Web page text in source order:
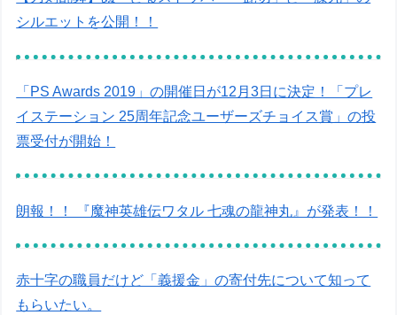
シルエットを公開！！
「PS Awards 2019」の開催日が12月3日に決定！「プレ
イステーション 25周年記念ユーザーズチョイス賞」の投
票受付が開始！
朗報！！ 『魔神英雄伝ワタル 七魂の龍神丸』が発表！！
赤十字の職員だけど「義援金」の寄付先について知って
もらいたい。